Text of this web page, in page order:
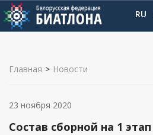
RU
Главная > Новости
Состав сборной на 1
23 ноября 2020